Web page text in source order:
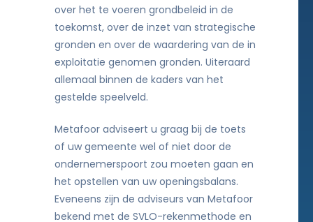
over het te voeren grondbeleid in de
toekomst, over de inzet van strategische
gronden en over de waardering van de in
exploitatie genomen gronden. Uiteraard
allemaal binnen de kaders van het
gestelde speelveld.
Metafoor adviseert u graag bij de toets
of uw gemeente wel of niet door de
ondernemerspoort zou moeten gaan en
het opstellen van uw openingsbalans.
Eveneens zijn de adviseurs van Metafoor
bekend met de SVLO-rekenmethode en